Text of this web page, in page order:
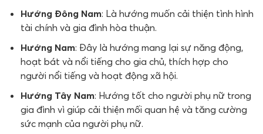
Hướng Đông Nam: Là hướng muốn cải thiện tình hình
tài chính và gia đình hòa thuận.
Hướng Nam: Đây là hướng mang lại sự năng động,
hoạt bát và nổi tiếng cho gia chủ, thích hợp cho
người nổi tiếng và hoạt động xã hội.
Hướng Tây Nam: Hướng tốt cho người phụ nữ trong
gia đình vì giúp cải thiện mối quan hệ và tăng cường
sức mạnh của người phụ nữ.